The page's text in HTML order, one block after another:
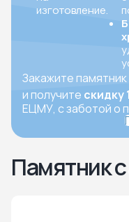
изготовление.
Закажите
и получите скидку
ЕЦМУ, с заботой о
Памятник